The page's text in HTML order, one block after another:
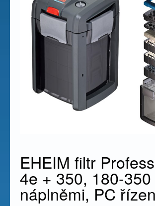
EHEIM filtr
4e + 350, 180-
náplněmi, PC